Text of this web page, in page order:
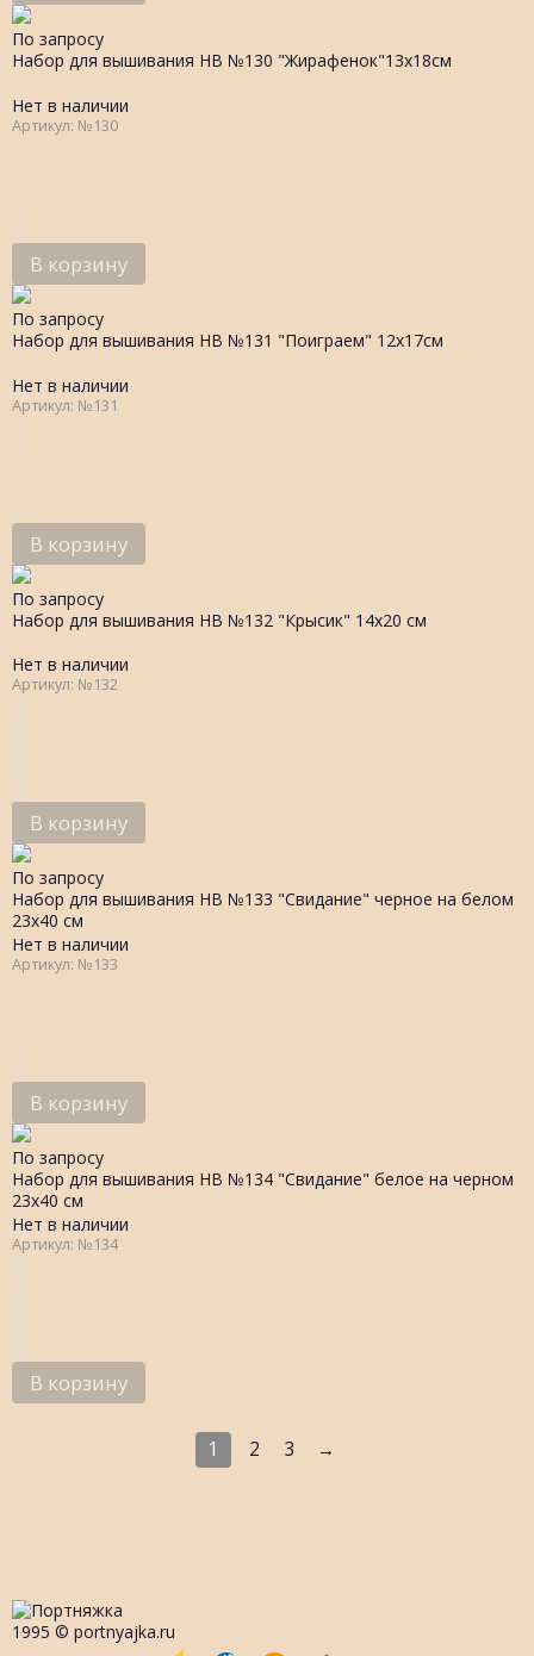
По запросу
Набор для вышивания НВ №130 "Жирафенок"13х18см
Нет в наличии
Артикул: №130
В корзину
По запросу
Набор для вышивания НВ №131 "Поиграем" 12х17см
Нет в наличии
Артикул: №131
В корзину
По запросу
Набор для вышивания НВ №132 "Крысик" 14х20 см
Нет в наличии
Артикул: №132
В корзину
По запросу
Набор для вышивания НВ №133 "Свидание" черное на белом
23х40 см
Нет в наличии
Артикул: №133
В корзину
По запросу
Набор для вышивания НВ №134 "Свидание" белое на черном
23х40 см
Нет в наличии
Артикул: №134
В корзину
1 2 3 →
1995 © portnyajka.ru